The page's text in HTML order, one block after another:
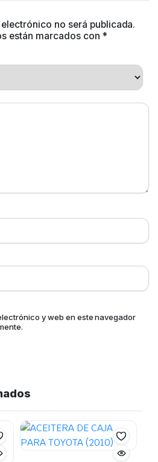
no será publicada.
están marcados con *
y web en este navegador